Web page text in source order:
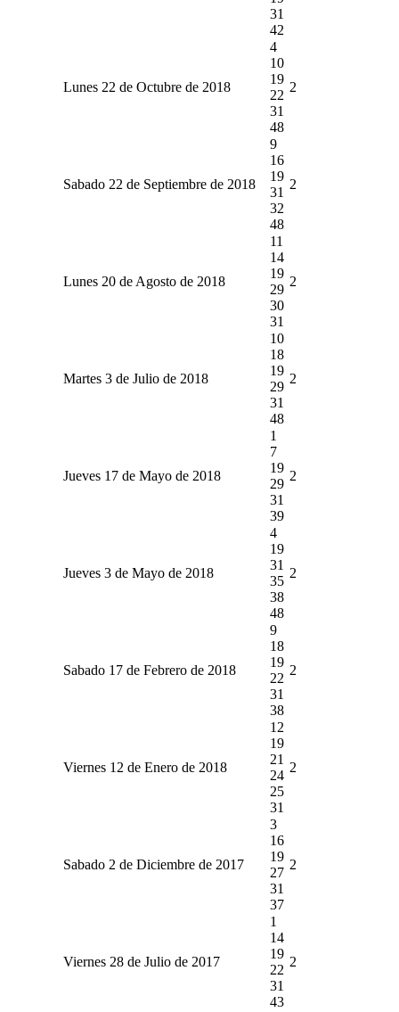
31
42
Lunes 22 de Octubre de 2018
4
10
19
22
31
48
2
Sabado 22 de Septiembre de 2018
9
16
19
31
32
48
2
Lunes 20 de Agosto de 2018
11
14
19
29
30
31
2
Martes 3 de Julio de 2018
10
18
19
29
31
48
2
Jueves 17 de Mayo de 2018
1
7
19
29
31
39
2
Jueves 3 de Mayo de 2018
4
19
31
35
38
48
2
Sabado 17 de Febrero de 2018
9
18
19
22
31
38
2
Viernes 12 de Enero de 2018
12
19
21
24
25
31
2
Sabado 2 de Diciembre de 2017
3
16
19
27
31
37
2
Viernes 28 de Julio de 2017
1
14
19
22
31
43
2